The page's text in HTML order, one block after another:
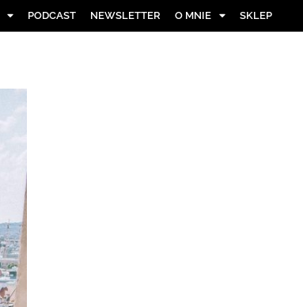
PODCAST NEWSLETTER O MNIE SKLEP